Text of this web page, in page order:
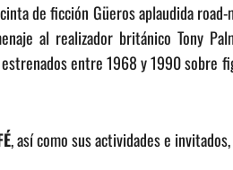
de ficción Güeros aplaudida
al realizador británico Tony
entre 1968 y 1990 sobre
, así como sus actividades e